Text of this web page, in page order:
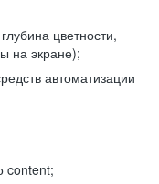
цветности,
на экране);
автоматизации
content;